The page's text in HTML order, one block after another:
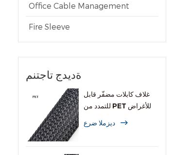
Office Cable Management
Fire Sleeve
ةديدج تاجتنم
غلاف كابلات مضفّر قابل
للتمدد من PET للأغراض
ديزملا ضرع